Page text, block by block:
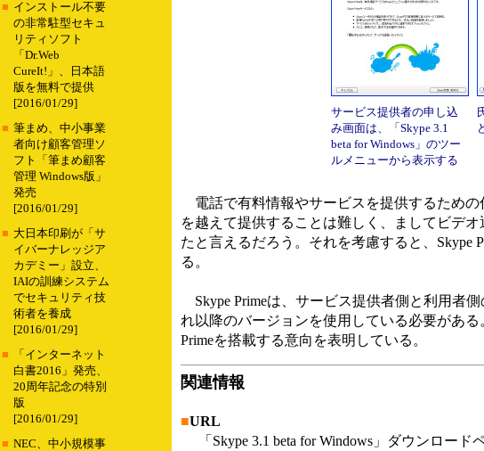
■ インストール不要
の非常駐型セキュ
リティソフト
「Dr.Web
CureIt!」、日本語
版を無料で提供
[2016/01/29]
■ 筆まめ、中小事業
者向け顧客管理ソ
フト「筆まめ顧客
管理 Windows版」
発売
[2016/01/29]
■ 大日本印刷が「サ
イバーナレッジア
カデミー」設立、
IAIの訓練システム
でセキュリティ技
術者を養成
[2016/01/29]
■
「インターネット
白書2016」発売、
20周年記念の特別
版
[2016/01/29]
■ NEC、中小規模事
サービス提供者の申し込
み画面は、「Skype 3.1
beta for Windows」のツー
ルメニューから表示する
電話で有料情報やサービスを提供するための
を越えて提供することは難しく、ましてビデ
たと言えるだろう。それを考慮すると、Skype
る。
Skype Primeは、サービス提供者側と利用者側
れ以降のバージョンを使用している必要があ
Primeを搭載する意向を表明している。
関連情報
■URL
「Skype 3.1 beta for Windows」ダウンロード